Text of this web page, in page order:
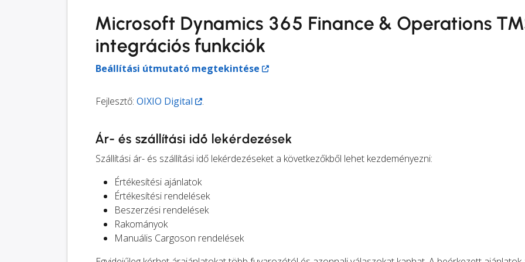
Microsoft Dynamics 365 Finance & Operations
integrációs funkciók
Beállítási útmutató megtekintése
Fejlesztő: OIXIO Digital .
Ár- és szállítási idő lekérdezések
Szállítási ár- és szállítási idő lekérdezéseket a következőkből lehet kezdeményezni:
Értékesítési ajánlatok
Értékesítési rendelések
Beszerzési rendelések
Rakományok
Manuális Cargoson rendelések